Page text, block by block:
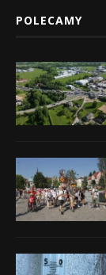
POLECAMY